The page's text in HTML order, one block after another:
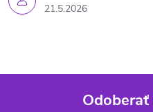
21.5.2026